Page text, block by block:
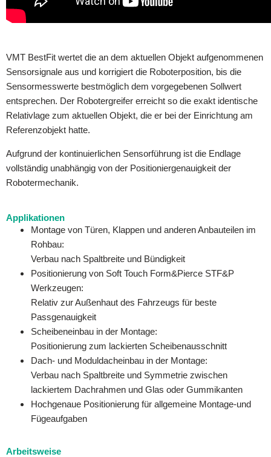
VMT BestFit wertet die an dem aktuellen Objekt aufgenommenen
Sensorsignale aus und korrigiert die Roboterposition, bis die
Sensormesswerte bestmöglich dem vorgegebenen Sollwert
entsprechen. Der Robotergreifer erreicht so die exakt identische
Relativlage zum aktuellen Objekt, die er bei der Einrichtung am
Referenzobjekt hatte.
Aufgrund der kontinuierlichen Sensorführung ist die Endlage
vollständig unabhängig von der Positioniergenauigkeit der
Robotermechanik.
Applikationen
Montage von Türen, Klappen und anderen Anbauteilen im
Rohbau:
Verbau nach Spaltbreite und Bündigkeit
Positionierung von Soft Touch Form&Pierce STF&P
Werkzeugen:
Relativ zur Außenhaut des Fahrzeugs für beste
Passgenauigkeit
Scheibeneinbau in der Montage:
Positionierung zum lackierten Scheibenausschnitt
Dach- und Moduldacheinbau in der Montage:
Verbau nach Spaltbreite und Symmetrie zwischen
lackiertem Dachrahmen und Glas oder Gummikanten
Hochgenaue Positionierung für allgemeine Montage-und
Fügeaufgaben
Arbeitsweise